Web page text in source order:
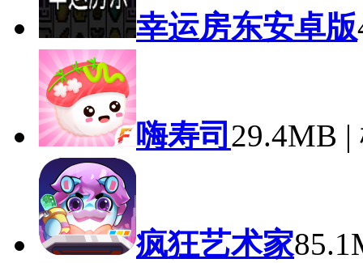
幸运房东安卓版
嗨寿司 29.4MB
疯狂艺术家